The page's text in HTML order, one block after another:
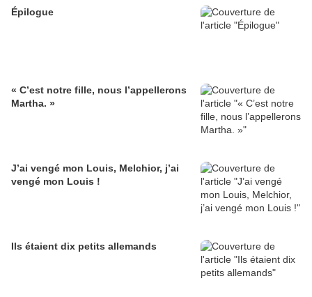
Épilogue
« C’est notre fille, nous l’appellerons
Martha. »
J’ai vengé mon Louis, Melchior, j’ai
vengé mon Louis !
Ils étaient dix petits allemands